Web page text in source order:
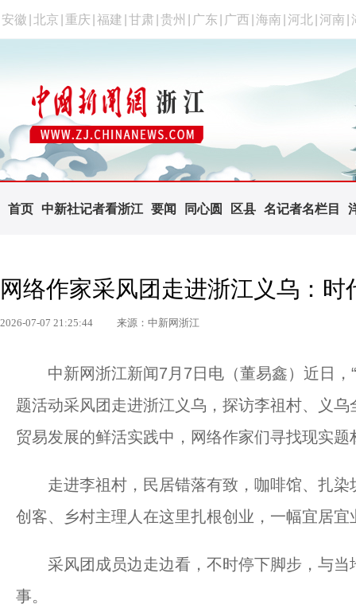
安徽 北京 重庆 福建 甘肃 贵州 广东 广西 海南 河北 河南
首页 中新社记者看浙江 要闻 同心圆 区县 名记者名栏目
网络作家采风团走进浙江义乌：
2026-07-07 21:25:44 来源：中新网浙江
中新网浙江新闻7月7日电（董易鑫）近日，“
题活动采风团走进浙江义乌，探访李祖村、义
贸易发展的鲜活实践中，网络作家们寻找现实
走进李祖村，民居错落有致，咖啡馆、扎染
创客、乡村主理人在这里扎根创业，一幅宜居
采风团成员边走边看，不时停下脚步，与当
事。